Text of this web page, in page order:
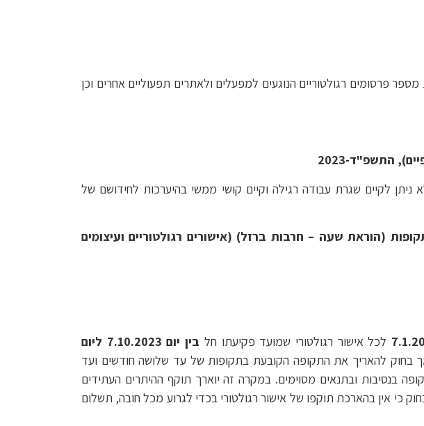
פרסומים רגולטוריים הנוגעים למפעלים ולאתרים תפעוליים אחרים וכן
התשפ"ד-2023
לקיים שגרת עבודה רגילה וקיים קושי ממשי בהיערכות לחידושם של
(הוראת שעה – חרבות ברזל) (אישורים רגולטוריים ועיצומים
לכל אישור רגולטורי שמועד פקיעתו חל
בין יום 7.10.2023 ליום
להאריך את התקופה הקובעת בתקופות של עד שלושה חודשים ועד
ובתנאים מסוימים. במקרה זה יוארך תוקף ההיתרים העתידים
אין בהארכת תוקפו של אישור רגולטורי בכדי לגרוע מכל חובה, תשלום